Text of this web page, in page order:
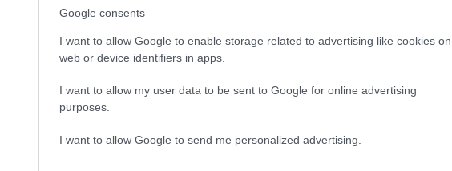
Google consents
I want to allow Google to enable storage related to advertising like cookies on
web or device identifiers in apps.
I want to allow my user data to be sent to Google for online advertising
purposes.
I want to allow Google to send me personalized advertising.